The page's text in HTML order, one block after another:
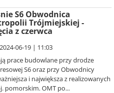
S6 Obwodnica
Trójmiejskiej -
z czerwca
2024-06-19 | 11:03
prace budowlane przy drodze
S6 oraz przy Obwodnicy
i największa z realizowanych
pomorskim. OMT po...